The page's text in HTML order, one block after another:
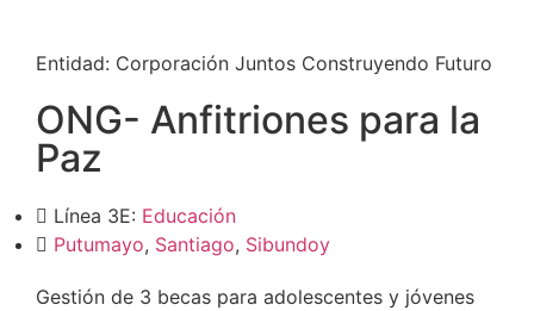
Entidad: Corporación Juntos Construyendo Futuro
ONG- Anfitriones para la
Paz
Línea 3E: Educación
Putumayo, Santiago, Sibundoy
Gestión de 3 becas para adolescentes y jóvenes